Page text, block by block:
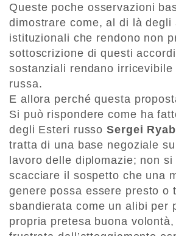
Queste poche osservazioni
dimostrare come, al di là degli
istituzionali che rendono non
sottoscrizione di questi
sostanziali rendano irricevibile
russa.
E allora perché questa
Si può rispondere come ha
degli Esteri russoSergei
tratta di una base negoziale
lavoro delle diplomazie; non
scacciare il sospetto che una
genere possa essere presto o
sbandierata come un alibi per
propria pretesa buona